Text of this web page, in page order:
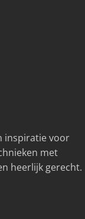
inspiratie voor
met
heerlijk gerecht.